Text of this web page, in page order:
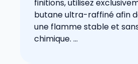
finitions, utilisez
butane ultra-raffiné afin
une flamme stable et
chimique. ...